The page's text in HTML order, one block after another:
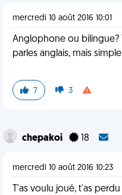
mercredi 10 août 2016 10:01
Anglophone ou bilingue?
parles anglais, mais
7 3
chepakoi 18
mercredi 10 août 2016 10:23
T'as voulu joué, t'as perdu